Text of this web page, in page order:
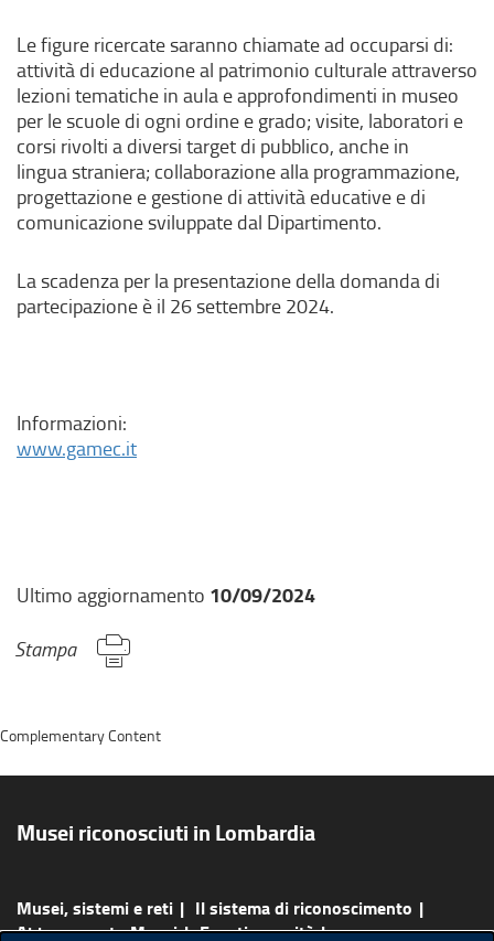
Le figure ricercate saranno chiamate ad occuparsi di:
attività di educazione al patrimonio culturale attraverso
lezioni tematiche in aula e approfondimenti in museo
per le scuole di ogni ordine e grado; visite, laboratori e
corsi rivolti a diversi target di pubblico, anche in
lingua straniera; collaborazione alla programmazione,
progettazione e gestione di attività educative e di
comunicazione sviluppate dal Dipartimento.
La scadenza per la presentazione della domanda di
partecipazione è il 26 settembre 2024.
Informazioni:
www.gamec.it(
s
o
s
a
e
i
Ultimo aggiornamento 10/09/2024
Stampa
Musei riconosciuti in Lombardia
Musei, sistemi e reti
Il sistema di riconoscimento
Abbonamento Musei
Eventi e novità
Complementary Content